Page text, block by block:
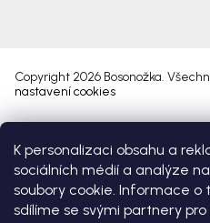
K personalizaci obsahu a
sociálních médií a analýze
soubory cookie. Informace o
sdílíme se svými partnery
Copyright 2026 Bosonožka.
nastavení cookies